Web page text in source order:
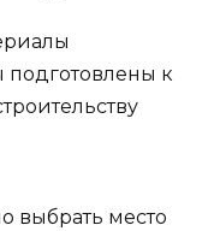
подготовлены к
выбрать место